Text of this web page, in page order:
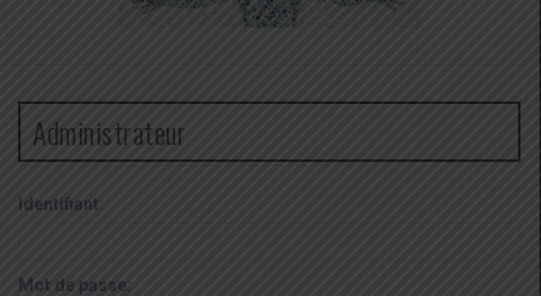
Administrateur
Identifiant:
Mot de passe: